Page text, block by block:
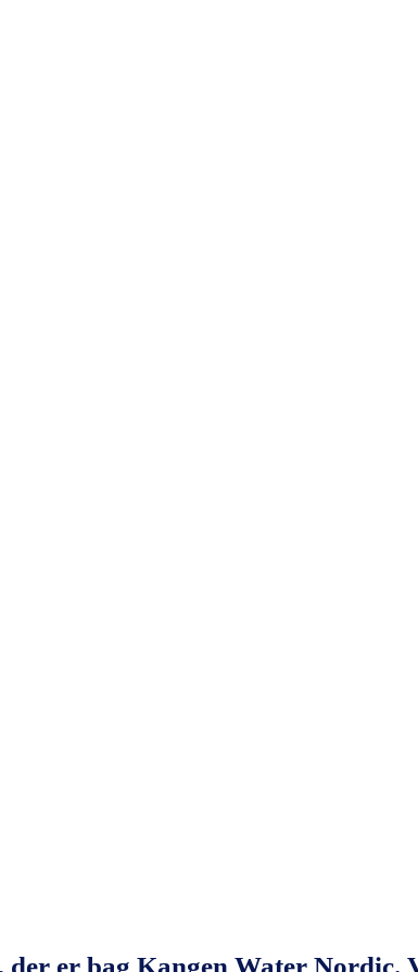
er bag Kangen Water Nordic.